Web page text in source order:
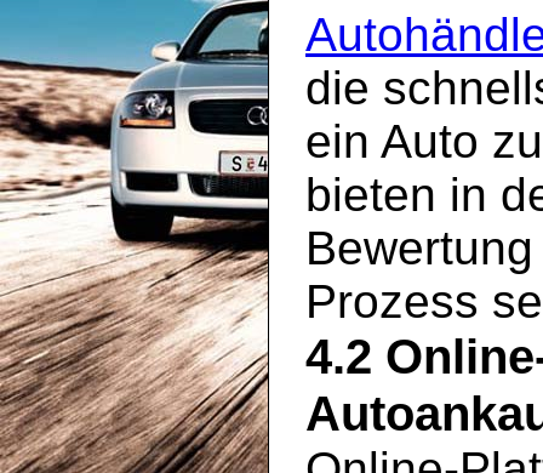
die
ein Auto
bieten in
Prozess
4.2